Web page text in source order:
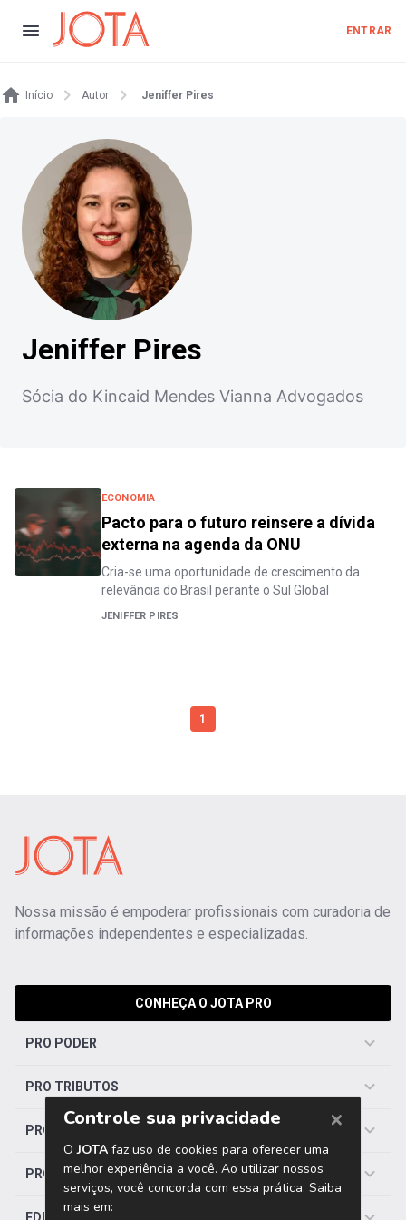
ENTRAR
Início Autor Jeniffer Pires
Jeniffer Pires
Sócia do Kincaid Mendes Vianna Advogados
ECONOMIA
Pacto para o futuro reinsere a dívida
externa na agenda da ONU
Cria-se uma oportunidade de crescimento da
relevância do Brasil perante o Sul Global
JENIFFER PIRES
1
Nossa missão é empoderar profissionais com curadoria de
informações independentes e especializadas.
CONHEÇA O JOTA PRO
PRO PODER
PRO TRIBUTOS
PRO TRABALHISTA
PRO SAÚDE